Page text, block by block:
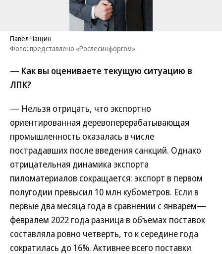
Павел Чащин
Фото: представлено «Рослесинфоргом»
— Как вы оцениваете текущую ситуацию в
ЛПК?
— Нельзя отрицать, что экспортно
ориентированная деревоперерабатывающая
промышленность оказалась в числе
пострадавших после введения санкций. Однако
отрицательная динамика экспорта
пиломатериалов сокращается: экспорт в первом
полугодии превысил 10 млн кубометров. Если в
первые два месяца года в сравнении с январем—
февралем 2022 года разница в объемах поставок
составляла ровно четверть, то к середине года
сократилась до 16%. Активнее всего поставки